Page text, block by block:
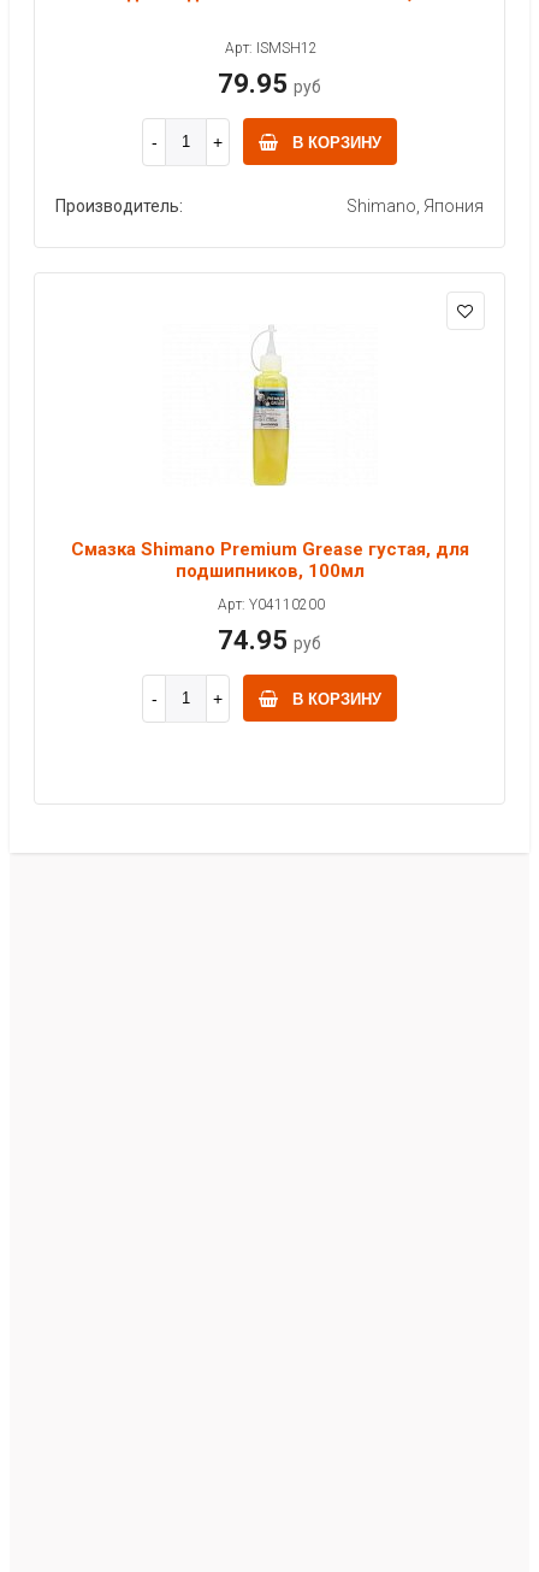
Арт: ISMSH12
79.95 руб
В КОРЗИНУ
Производитель: Shimano, Япония
Смазка Shimano Premium Grease густая, для
подшипников, 100мл
Арт: Y04110200
74.95 руб
В КОРЗИНУ